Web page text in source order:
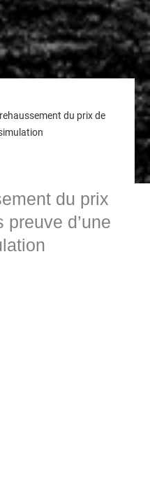
du prix de
du prix
d’une